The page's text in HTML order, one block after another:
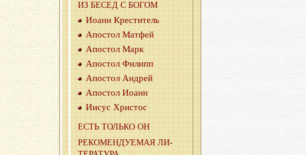
ИЗ БЕСЕД С БОГОМ
Иоанн Кре­сти­тель
Апо­стол Мат­фей
Апо­стол Марк
Апо­стол Фи­липп
Апо­стол Ан­дрей
Апо­стол Иоанн
Иисус Хри­стос
ЕСТЬ ТОЛЬ­КО ОН
РЕ­КО­МЕН­ДУ­Е­МАЯ ЛИ­